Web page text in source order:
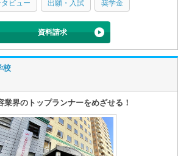
ビュー 出願・入試 奨学金
資料請求
校
業界のトップランナーをめざせる！